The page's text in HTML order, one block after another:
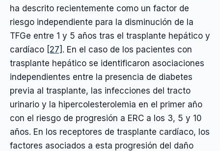
ha descrito recientemente como un factor de
riesgo independiente para la disminución de la
TFGe entre 1 y 5 años tras el trasplante hepático y
cardíaco [27] . En el caso de los pacientes con
trasplante hepático se identificaron asociaciones
independientes entre la presencia de diabetes
previa al trasplante, las infecciones del tracto
urinario y la hipercolesterolemia en el primer año
con el riesgo de progresión a ERC a los 3, 5 y 10
años. En los receptores de trasplante cardíaco, los
factores asociados a esta progresión del daño